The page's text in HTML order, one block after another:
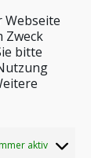
Zweck
bitte
aktiv